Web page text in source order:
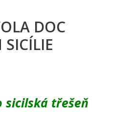
DOC
sicilská třešeň